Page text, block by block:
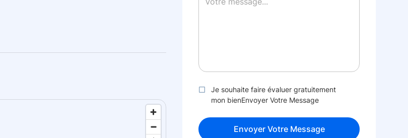
Je souhaite faire évaluer gratuitement
mon bienEnvoyer Votre Message
Envoyer Votre Message